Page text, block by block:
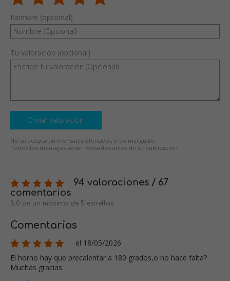
Nombre (opcional)
Tu valoración (opcional)
Enviar valoración
No se aceptarán mensajes ofensivos o de mal gusto.
Todos los mensajes serán revisados antes de su publicación.
94 valoraciones / 67
comentarios
5,0 de un máximo de 5 estrellas
Comentarios
el 18/05/2026
El horno hay que precalentar a 180 grados,o no hace falta?
Muchas gracias.